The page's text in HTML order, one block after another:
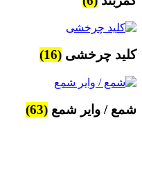
کلید چرخشی (16)
شمع / وایر شمع (63)